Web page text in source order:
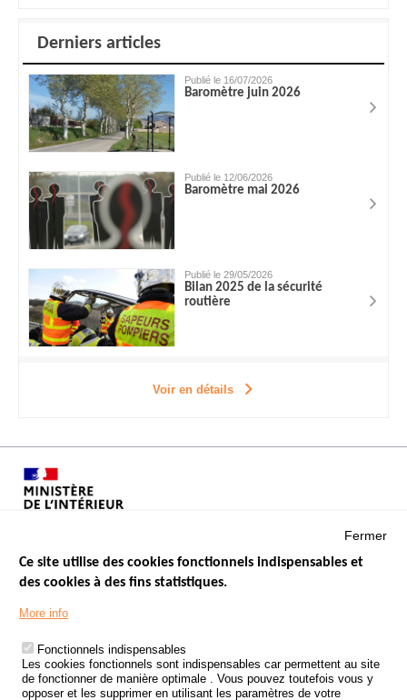
Derniers articles
Publié le 16/07/2026
Baromètre juin 2026
Publié le 12/06/2026
Baromètre mai 2026
Publié le 29/05/2026
Bilan 2025 de la sécurité
routière
Voir en détails
Menu
Footer
LES SITES PUBLICS
ÉTAT DE L’INSÉCURITÉ ROUTIÈRE
TRAITEMENT DES DONNÉES PERSONNELLES DES ACCIDENTS DE
LA ROUTE
Fermer
Ce site utilise des cookies fonctionnels indispensables et
des cookies à des fins statistiques.
More info
Fonctionnels indispensables
Les cookies fonctionnels sont indispensables car permettent au site
de fonctionner de manière optimale . Vous pouvez toutefois vous y
opposer et les supprimer en utilisant les paramètres de votre